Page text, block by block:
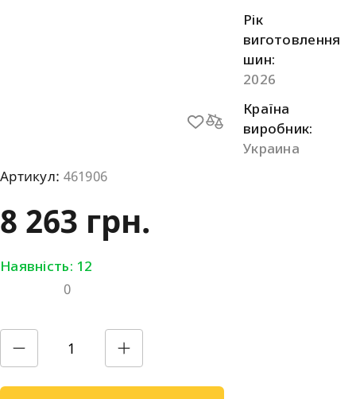
Рік
виготовлення
шин:
2026
Країна
виробник:
Украина
Артикул: 461906
8 263 грн.
Наявність: 12
0